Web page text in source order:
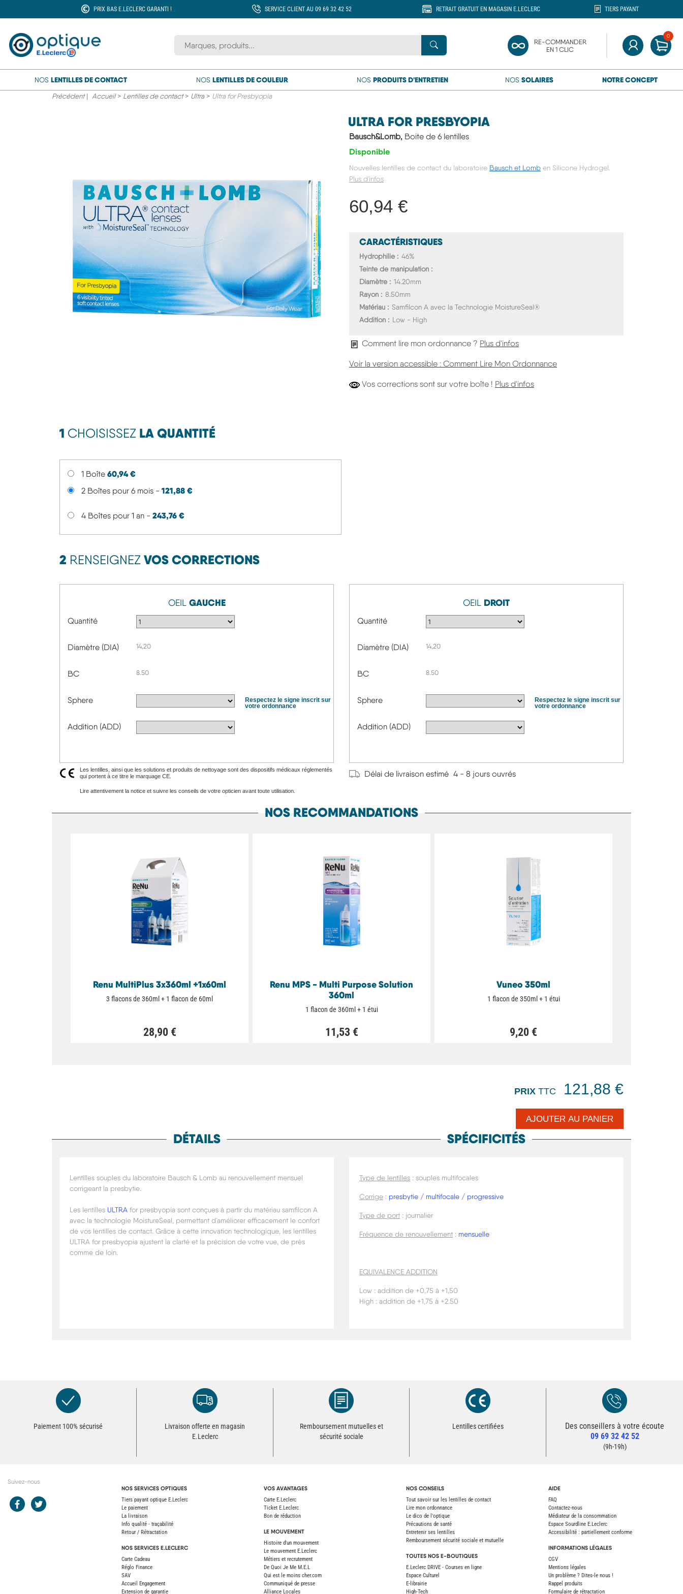
PRIX BAS E.LECLERC GARANTI ! SERVICE CLIENT AU 09 69 32 42 52 RETRAIT GRATUIT EN MAGASIN E.LECLERC TIERS PAYANT
Rechercher une marque ou un produit
RE-COMMANDER
EN 1 CLIC
0
NOSLENTILLES DE CONTACT NOS LENTILLES DE COULEUR NOS PRODUITS D'ENTRETIEN NOSSOLAIRES NOTRE CONCEPT
Précédent| Accueil > Lentilles de contact > Ultra > Ultra for Presbyopia
ULTRA FOR PRESBYOPIA
Bausch&Lomb, Boite de 6 lentilles
Disponible
Nouvelles lentilles de contact du laboratoire Bausch et Lomb en Silicone Hydrogel.
Plus d'infos
60,94 €
CARACTÉRISTIQUES
Hydrophilie
46%
Teinte de manipulation
Diamètre
14.20mm
Rayon
8.50mm
Matériau
Samfilcon A avec la Technologie MoistureSeal®
Addition
Low - High
Comment lire mon ordonnance ? Plus d'infos
Voir la version accessible : Comment Lire Mon Ordonnance
Vos corrections sont sur votre boîte ! Plus d'infosVos Corrections Sont Sur Votre Boite
1 CHOISISSEZ LA QUANTITÉ
1 Boîte 60,94 €
2 Boîtes pour 6 mois - 121,88 €
4 Boîtes pour 1 an - 243,76 €
2 RENSEIGNEZ VOS CORRECTIONS
OEIL GAUCHE
Quantité
Diamètre (DIA) 14,20
BC 8.50
Sphere
Respectez le signe inscrit sur
votre ordonnance
Addition (ADD)
OEIL DROIT
Quantité
Diamètre (DIA) 14,20
BC 8.50
Sphere
Respectez le signe inscrit sur
votre ordonnance
Addition (ADD)
Les lentilles, ainsi que les solutions et produits de nettoyage sont des dispositifs médicaux réglementés
qui portent à ce titre le marquage CE.
Lire attentivement la notice et suivre les conseils de votre opticien avant toute utilisation.
Délai de livraison estimé 4 - 8 jours ouvrés
NOS RECOMMANDATIONS
Renu MultiPlus 3x360ml +1x60ml
3 flacons de 360ml + 1 flacon de 60ml
28,90 €
Renu MPS - Multi Purpose Solution
360ml
1 flacon de 360ml + 1 étui
11,53 €
Vuneo 350ml
1 flacon de 350ml + 1 étui
9,20 €
PRIX TTC 121,88 €
DÉTAILS
Lentilles souples du laboratoire Bausch & Lomb au renouvellement mensuel
corrigeant la presbytie.
Les lentilles ULTRA for presbyopia sont conçues à partir du matériau samfilcon A
avec la technologie MoistureSeal, permettant d'améliorer efficacement le confort
de vos lentilles de contact. Grâce à cette innovation technologique, les lentilles
ULTRA for presbyopia ajustent la clarté et la précision de votre vue, de près
comme de loin.
SPÉCIFICITÉS
Type de lentilles : souples multifocales
Corrige : presbytie / multifocale / progressive
Type de port : journalier
Fréquence de renouvellement : mensuelle
EQUIVALENCE ADDITION
Low : addition de +0,75 à +1,50
High : addition de +1,75 à +2.50
Paiement 100% sécurisé
Livraison offerte en magasin
E.Leclerc
Remboursement mutuelles et
sécurité sociale
Lentilles certifiées Redirection vers la page Contact du site
Des conseillers à votre écoute
09 69 32 42 52
Contacter un conseiller
(9h-19h)
Suivez-nous
Redirection vers le compte Facebook E.Leclerc
Redirection vers le compte Twitter E.Leclerc
NOS SERVICES OPTIQUES
Tiers payant optique E.Leclerc
Le paiement
La livraison
Info qualité - traçabilité
Retour / Rétractation
NOS SERVICES E.LECLERC
Carte Cadeau
Réglo Finance
SAV
Accueil Engagement
Extension de garantie
VOS AVANTAGES
Carte E.Leclerc
Ticket E.Leclerc
Bon de réduction
LE MOUVEMENT
Histoire d'un mouvement
Le mouvement E.Leclerc
Métiers et recrutement
De Quoi Je Me M.E.L
Qui est le moins cher.com
Communiqué de presse
Alliance Locales
NOS CONSEILS
Tout savoir sur les lentilles de contact
Lire mon ordonnance
Le dico de l'optique
Précautions de santé
Entretenir ses lentilles
Remboursement sécurité sociale et mutuelle
TOUTES NOS E-BOUTIQUES
E.Leclerc DRIVE - Courses en ligne
Espace Culturel
E-librairie
High-Tech
AIDE
FAQ
Contactez-nous
Médiateur de la consommation
Espace Sourdline E.Leclerc
Accessibilité : partiellement conforme
INFORMATIONS LÉGALES
CGV
Mentions légales
Un problème ? Dites-le nous !
Rappel produits
Formulaire de rétractation